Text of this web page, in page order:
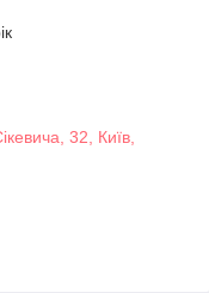
32, Київ,